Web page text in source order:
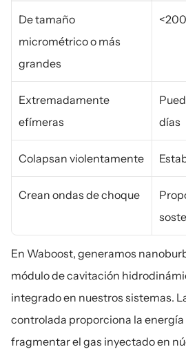
De tamaño
micrométrico o más
grandes
Extremadamente
efímeras
días
Colapsan violentamente
Crean ondas de choque
En Waboost, generamos
módulo de cavitación
integrado en nuestros sistemas.
controlada proporciona la
fragmentar el gas inyectado en